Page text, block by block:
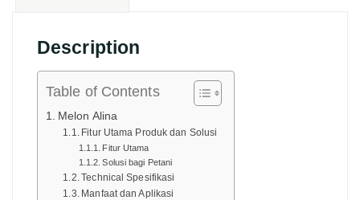
Description
Table of Contents
Melon Alina
Fitur Utama Produk dan Solusi
Fitur Utama
Solusi bagi Petani
Technical Spesifikasi
Manfaat dan Aplikasi